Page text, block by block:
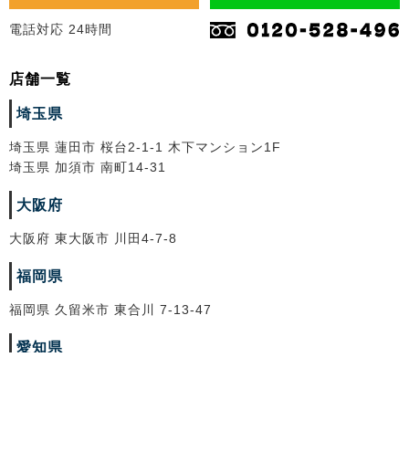
電話対応 24時間
店舗一覧
埼玉県
埼玉県 蓮田市 桜台2-1-1 木下マンション1F
埼玉県 加須市 南町14-31
大阪府
大阪府 東大阪市 川田4-7-8
福岡県
福岡県 久留米市 東合川 7-13-47
愛知県